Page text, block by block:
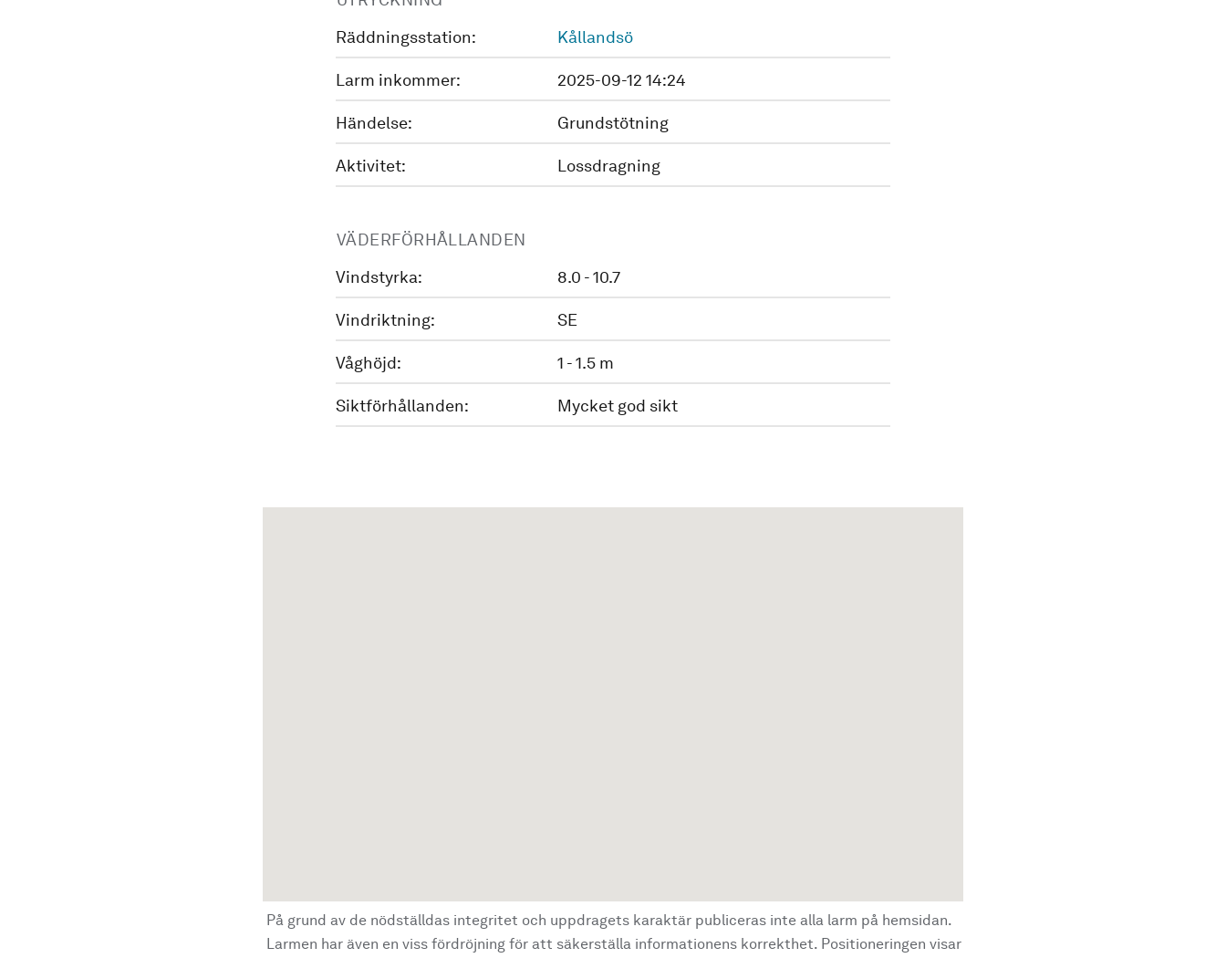
Räddningsstation:
Kållandsö
Larm inkommer: 2025-09-12 14:24
Händelse: Grundstötning
Aktivitet: Lossdragning
VÄDERFÖRHÅLLANDEN
Vindstyrka:
8.0 - 10.7
Vindriktning: SE
Våghöjd: 1 - 1.5 m
Siktförhållanden: Mycket god sikt
På grund av de nödställdas integritet och uppdragets karaktär publiceras inte alla larm på hemsidan.
Larmen har även en viss fördröjning för att säkerställa informationens korrekthet. Positioneringen visar